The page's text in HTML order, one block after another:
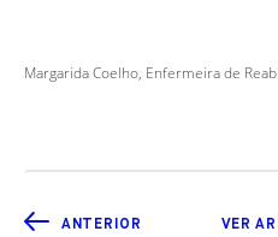
Margarida Coelho, Enfermeira de
ANTERIOR VER